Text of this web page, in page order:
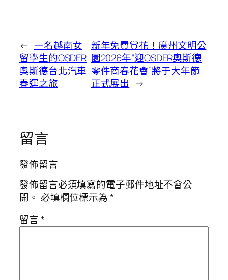
← 一名越南女
留學生的OSDER
奧斯德台北汽車
春運之旅
新年免費賞花！廣州文明公
園2026年“迎OSDER奧斯德
零件商春花會”將于大年節
正式展出 →
留言
發佈留言
發佈留言必須填寫的電子郵件地址不會公
開。 必填欄位標示為*
留言*